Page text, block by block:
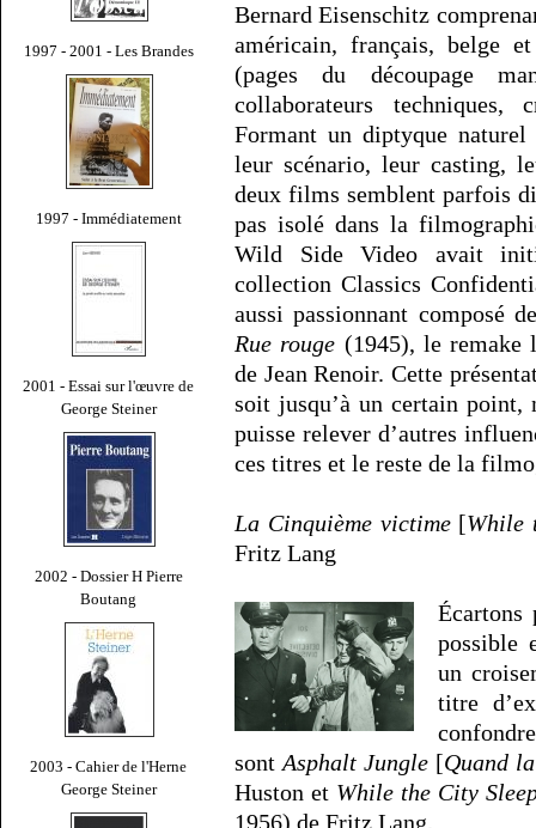
1997 - 2001 - Les Brandes
1997 - Immédiatement
2001 - Essai sur l'œuvre de
George Steiner
2002 - Dossier H Pierre
Boutang
2003 - Cahier de l'Herne
George Steiner
Bernard Eisenschitz
américain, français, belge
(pages du découpage
collaborateurs techniques,
Formant un diptyque
leur scénario, leur casting,
deux films semblent parfois
pas isolé dans la
Wild Side Video avait
collection Classics
aussi passionnant composé
Rue rouge (1945), le remake
de Jean Renoir. Cette
soit jusqu’à un certain point,
puisse relever d’autres
ces titres et le reste de la
La Cinquième victime[While
Fritz Lang
Écartons
possible
un
titre
sont Asphalt Jungle[Quand
Huston et While the City
1956) de Fritz Lang.